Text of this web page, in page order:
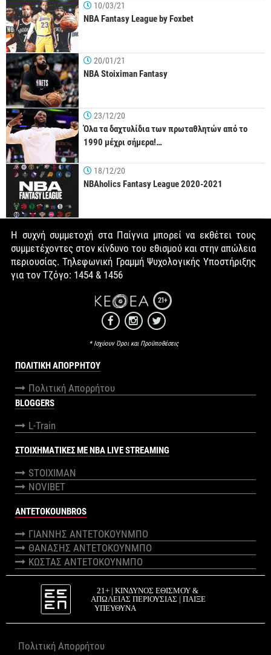
10/03/21
NBA Fantasy League by Foxbet
20/01/21
NBA Stoiximan Fantasy
23/12/20
Όλα τα δαχτυλίδια των πρωταθλητών από το
1990 μέχρι σήμερα!…
18/12/20
NBAholics Fantasy League 2020-2021
Η συχνή συμμετοχή στα Παίγνια μπορεί να εκθέτει τους
συμμετέχοντες στον κίνδυνο του εθισμού και στην απώλεια
περιουσίας. Τηλεφωνική Γραμμή Ψυχολογικής Υποστήριξης
για τον Τζόγο: 1454 & 1456
21+
* Ισχύουν Όροι και Προϋποθέσεις
ΠΟΛΙΤΙΚΉ ΑΠΟΡΡΉΤΟΥ
Πολιτική Απορρήτου
BLOGGERS
L-Train
ΣΤΟΙΧΗΜΑΤΙΚΕΣ ΜΕ NBA LIVE STREAMING
STOIXIMAN
NOVIBET
ANTETOKOUNBROS
ΓΙΑΝΝΗΣ ΑΝΤΕΤΟΚΟΥΝΜΠΟ
ΘΑΝΑΣΗΣ ΑΝΤΕΤΟΚΟΥΝΜΠΟ
ΚΩΣΤΑΣ ΑΝΤΕΤΟΚΟΥΝΜΠΟ
Πολιτική Απορρήτου